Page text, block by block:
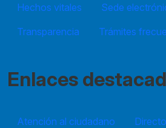
Hechos vitales
Sede
Transparencia
Trámites
Enlaces
Atención al ciudadano